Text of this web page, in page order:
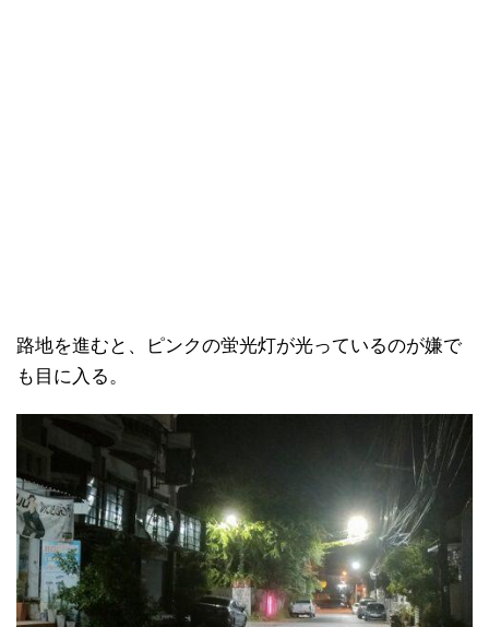
路地を進むと、ピンクの蛍光灯が光っているのが嫌で
も目に入る。